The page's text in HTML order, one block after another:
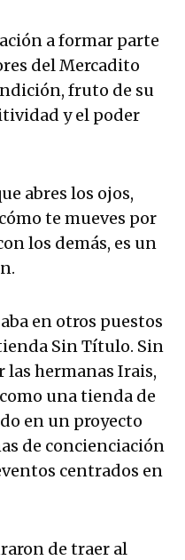
a formar parte
del Mercadito
fruto de su
y el poder
abres los ojos,
te mueves por
los demás, es un
en otros puestos
Sin Título. Sin
hermanas Irais,
una tienda de
en un proyecto
de concienciación
centrados en
de traer al